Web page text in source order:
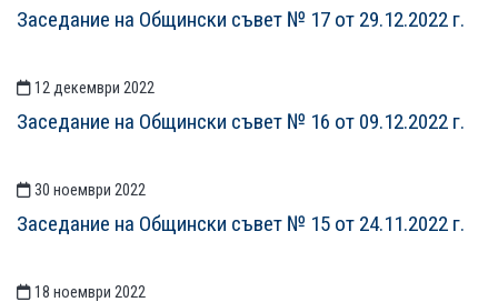
СТАТИИСТАТИИ
Заседание на Общински съвет № 17 от 29.12.2022 г.
12 декември 2022
Заседание на Общински съвет № 16 от 09.12.2022 г.
30 ноември 2022
Заседание на Общински съвет № 15 от 24.11.2022 г.
18 ноември 2022